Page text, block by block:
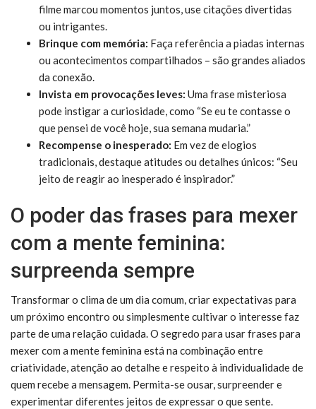
filme marcou momentos juntos, use citações divertidas
ou intrigantes.
Brinque com memória: Faça referência a piadas internas
ou acontecimentos compartilhados – são grandes aliados
da conexão.
Invista em provocações leves: Uma frase misteriosa
pode instigar a curiosidade, como “Se eu te contasse o
que pensei de você hoje, sua semana mudaria.”
Recompense o inesperado: Em vez de elogios
tradicionais, destaque atitudes ou detalhes únicos: “Seu
jeito de reagir ao inesperado é inspirador.”
O poder das frases para mexer
com a mente feminina:
surpreenda sempre
Transformar o clima de um dia comum, criar expectativas para
um próximo encontro ou simplesmente cultivar o interesse faz
parte de uma relação cuidada. O segredo para usar frases para
mexer com a mente feminina está na combinação entre
criatividade, atenção ao detalhe e respeito à individualidade de
quem recebe a mensagem. Permita-se ousar, surpreender e
experimentar diferentes jeitos de expressar o que sente.